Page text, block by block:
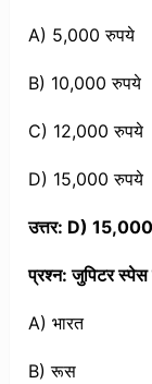
A) 5,000 रुपये
B) 10,000 रुपये
C) 12,000 रुपये
D) 15,000 रुपये
उत्तर: D)
प्रश्न: जुपिटर स्पेस
A) भारत
B) रूस